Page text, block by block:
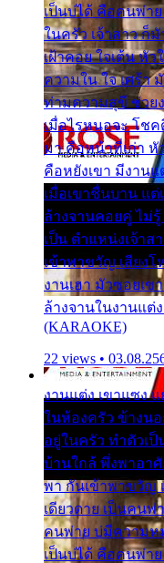
เป็นบ่ได้ คือคนพ่า
ในครัว เจ้าสาว ก็มั
เฝ้าคอย ใจเต้น หัว
ความใน ใจ เศร้า
ท่ามความสุขี ช่วย
เมื่อไรหนอจะ โช
มา คือหน้าที่เก่า หั
คือหยังเขา มีงาน
เมื่อเขาชื่นบาน แ
ล้างจานคอยคู่ ไม่
เป็น ตำแหน่งเจ้า
เข้าพาขวัญ เสียง
งานเฮา มัวซอยเ
ล้างจานในงานแต่
(KARAOKE)
22 views •
งานแต่ง เขาแซง
ในห้องครัว ข้างนอ
อยู่ในครัว ทำตัวเป็
บ้านใกล้ พึ่งพาอาศั
พา กันเข้าพาขวัญ
เดียวดาย เป็นคนพ่
คนพ่าย บ่มีความหม
เป็นบ่ได้ คือคนพ่า